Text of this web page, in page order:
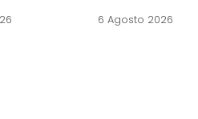
6 Agosto 2026